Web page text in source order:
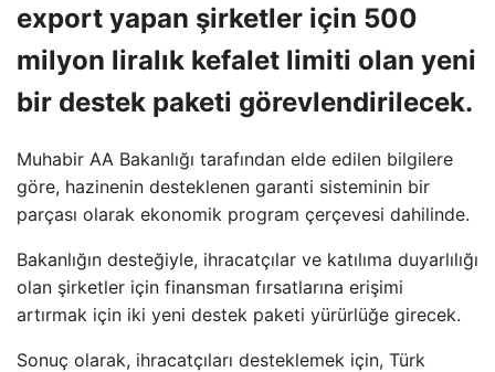
export yapan şirketler için 500
milyon liralık kefalet limiti olan yeni
bir destek paketi görevlendirilecek.
Muhabir AA Bakanlığı tarafından elde edilen bilgilere
göre, hazinenin desteklenen garanti sisteminin bir
parçası olarak ekonomik program çerçevesi dahilinde.
Bakanlığın desteğiyle, ihracatçılar ve katılıma duyarlılığı
olan şirketler için finansman fırsatlarına erişimi
artırmak için iki yeni destek paketi yürürlüğe girecek.
Sonuç olarak, ihracatçıları desteklemek için, Türk